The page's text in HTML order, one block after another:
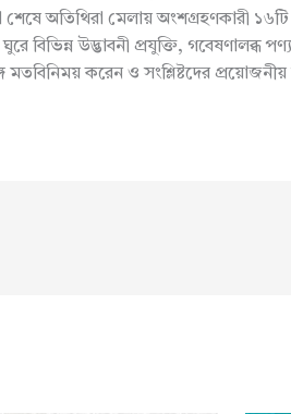
অতিথিরা মেলায় অংশগ্রহণকারী
বিভিন্ন উদ্ভাবনী প্রযুক্তি, গবেষণালব্ধ
মতবিনিময় করেন ও সংশ্লিষ্টদের